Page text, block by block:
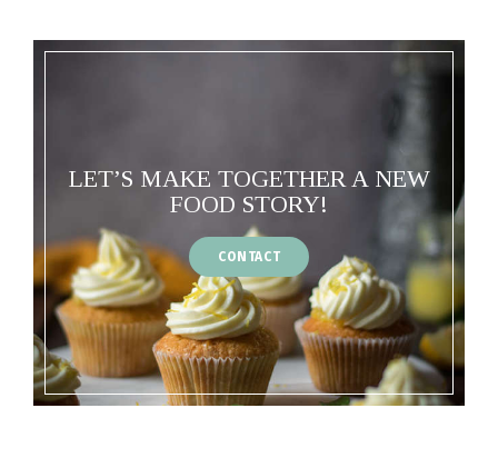
LET’S MAKE TOGETHER A NEW
FOOD STORY!
CONTACT